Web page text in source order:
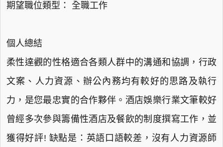
期望職位類型： 全職工作
個人總結
柔性達觀的性格適合各類人群中的溝通和協調，行政
文案、人力資源、辦公內務均有較好的思路及執行
力，是您最忠實的合作夥伴。酒店娛樂行業文筆較好
曾經多次參與籌備性酒店及餐飲的制度撰寫工作，並
獲得好評! 缺點是：英語口語較差，沒有人力資源師